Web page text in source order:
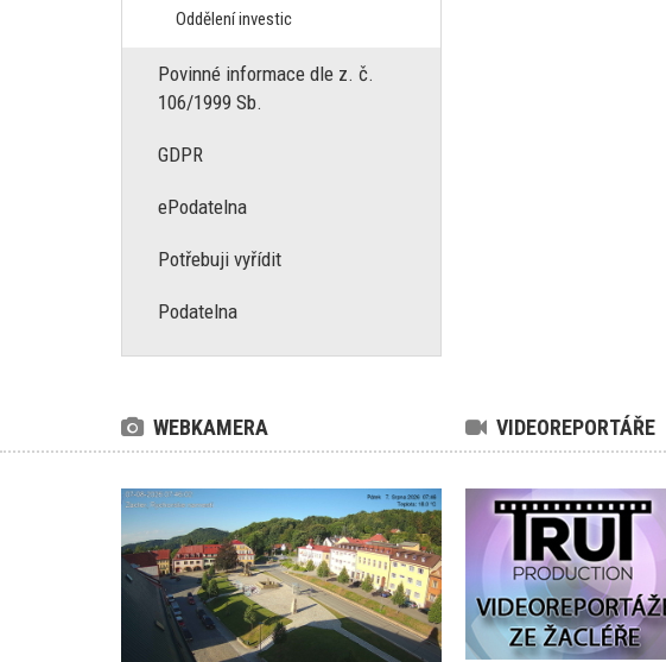
Oddělení investic
Povinné informace dle z. č.
106/1999 Sb.
GDPR
ePodatelna
Potřebuji vyřídit
Podatelna
WEBKAMERA VIDEOREPORTÁŘE